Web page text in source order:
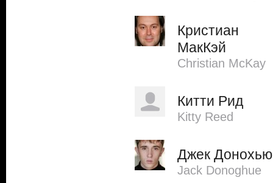
Кристиан
МакКэй
Christian McKay
Китти Рид
Kitty Reed
Джек Донохью
Jack Donoghue